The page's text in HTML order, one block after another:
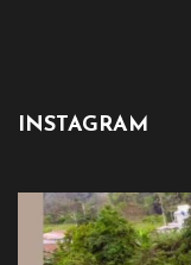
INSTAGRAM